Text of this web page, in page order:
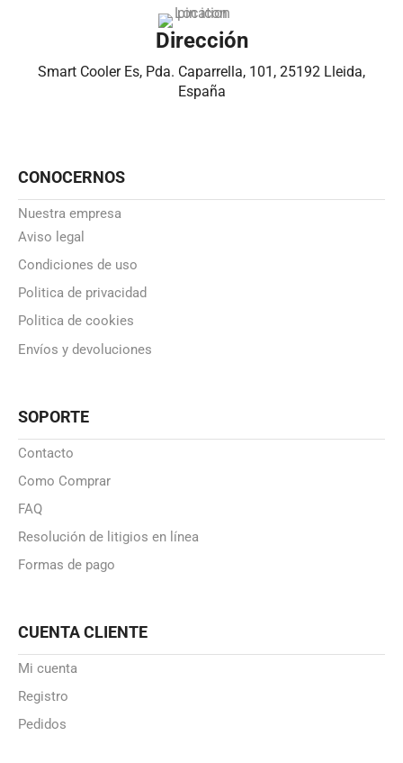
Dirección
Smart Cooler Es, Pda. Caparrella, 101, 25192 Lleida,
España
CONOCERNOS
Nuestra empresa
Aviso legal
Condiciones de uso
Politica de privacidad
Politica de cookies
Envíos y devoluciones
SOPORTE
Contacto
Como Comprar
FAQ
Resolución de litigios en línea
Formas de pago
CUENTA CLIENTE
Mi cuenta
Registro
Pedidos